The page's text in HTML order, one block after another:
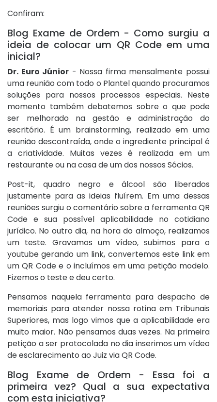
Confiram:
Blog Exame de Ordem - Como surgiu a
ideia de colocar um QR Code em uma
inicial?
Dr. Euro Júnior - Nossa firma mensalmente possui
uma reunião com todo o Plantel quando procuramos
soluções para nossos processos especiais. Neste
momento também debatemos sobre o que pode
ser melhorado na gestão e administração do
escritório. É um brainstorming, realizado em uma
reunião descontraída, onde o ingrediente principal é
a criatividade. Muitas vezes é realizada em um
restaurante ou na casa de um dos nossos Sócios.
Post-it, quadro negro e álcool são liberados
justamente para as ideias fluírem. Em uma dessas
reuniões surgiu o comentário sobre a ferramenta QR
Code e sua possível aplicabilidade no cotidiano
jurídico. No outro dia, na hora do almoço, realizamos
um teste. Gravamos um vídeo, subimos para o
youtube gerando um link, convertemos este link em
um QR Code e o incluímos em uma petição modelo.
Fizemos o teste e deu certo.
Pensamos naquela ferramenta para despacho de
memoriais para atender nossa rotina em Tribunais
Superiores, mas logo vimos que a aplicabilidade era
muito maior. Não pensamos duas vezes. Na primeira
petição a ser protocolada no dia inserimos um vídeo
de esclarecimento ao Juiz via QR Code.
Blog Exame de Ordem - Essa foi a
primeira vez? Qual a sua expectativa
com esta iniciativa?